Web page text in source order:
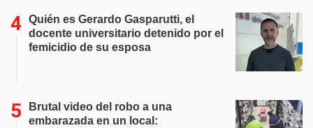
Quién es Gerardo Gasparutti, el
docente universitario detenido por el
femicidio de su esposa
Brutal video del robo a una
embarazada en un local: